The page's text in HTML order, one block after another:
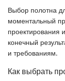
Выбор полотна
моментальный
проектирования
конечный
и требованиям.
Как выбрать